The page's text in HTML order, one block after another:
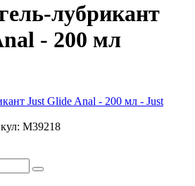
лубрикант
- 200 мл
M39218